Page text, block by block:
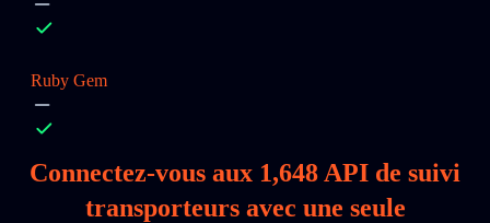
Ruby Gem
Connectez‑vous aux 1,648 API de suivi
transporteurs avec une seule